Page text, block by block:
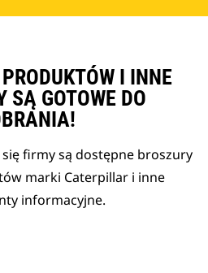
I INNE
SĄ GOTOWE DO
firmy są dostępne broszury
marki Caterpillar i inne
informacyjne.